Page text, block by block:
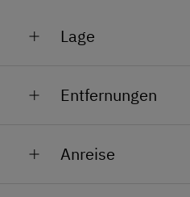
Lage
Entfernungen
Bushaltestelle in 0.3 km
Anreise